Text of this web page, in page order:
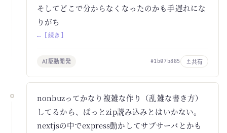
そしてどこで分からなくなったのかも手遅れにな
りがち
… [続き]
AI駆動開発 #1b07b885 共有
nonbuzってかなり複雑な作り（乱雑な書き方）
してるから、ぱっとzip読み込みとはいかない。
nextjsの中でexpress動かしてサブサーバとかも